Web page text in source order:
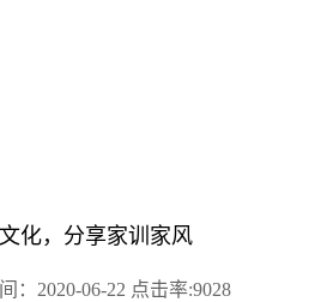
化，分享家训家风
：2020-06-22 点击率:9028